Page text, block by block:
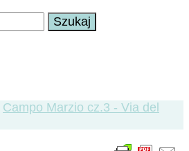
Campo Marzio cz.3 - Via del